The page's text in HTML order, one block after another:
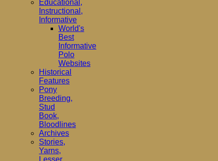
Educational,
Instructional,
Informative
World's
Best
Informative
Polo
Websites
Historical
Features
Pony
Breeding,
Stud
Book,
Bloodlines
Archives
Stories,
Yarns,
Lesser